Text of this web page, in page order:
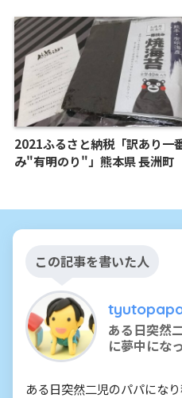
2021ふるさと納税「訳あり一
み"有明のり"」熊本県 長洲町
この記事を書いた人
ある日突然
に夢中にな
ある日突然二児のパパにな